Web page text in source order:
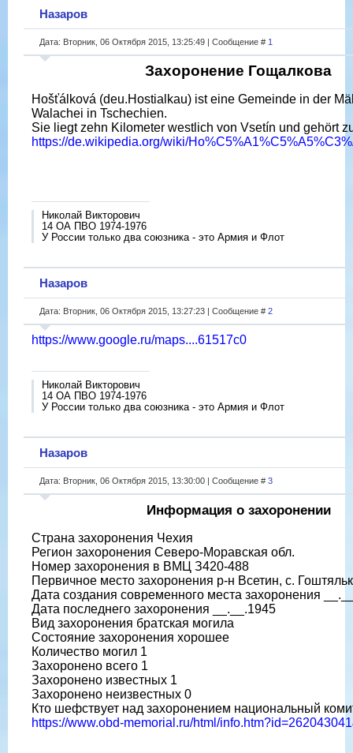
Назаров
Дата: Вторник, 06 Октября 2015, 13:25:49 | Сообщение # 1
Захоронение Гощалкова
Hošťálková (deu.Hostialkau) ist eine Gemeinde in der
Walachei in Tschechien.
Sie liegt zehn Kilometer westlich von Vsetín und gehört
https://de.wikipedia.org/wiki/
Николай Викторович
14 ОА ПВО 1974-1976
У России только два союзника - это Армия и Флот
Назаров
Дата: Вторник, 06 Октября 2015, 13:27:23 | Сообщение # 2
https://www.google.ru/maps....61517c0
Николай Викторович
14 ОА ПВО 1974-1976
У России только два союзника - это Армия и Флот
Назаров
Дата: Вторник, 06 Октября 2015, 13:30:00 | Сообщение # 3
Информация о захоронении
Страна захоронения Чехия
Регион захоронения Северо-Моравская обл.
Номер захоронения в ВМЦ З420-488
Первичное место захоронения р-н Всетин, с.
Дата создания современного места захоронения
Дата последнего захоронения __.__.1945
Вид захоронения братская могила
Состояние захоронения хорошее
Количество могил 1
Захоронено всего 1
Захоронено известных 1
Захоронено неизвестных 0
Кто шефствует над захоронением национальный
https://www.obd-memorial.ru/html/